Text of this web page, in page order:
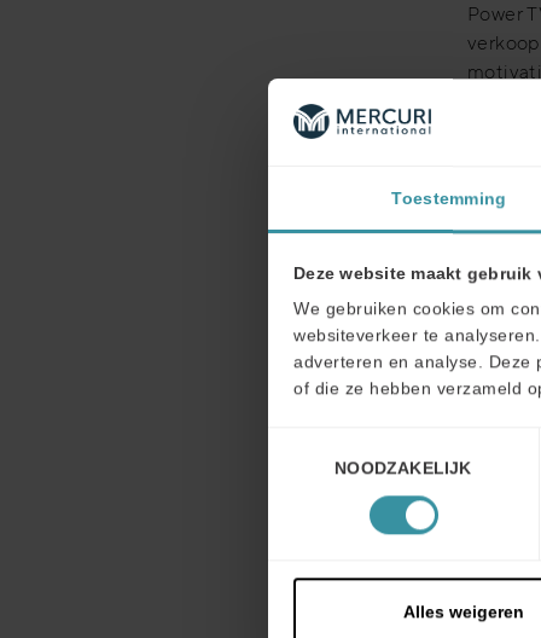
Toestemming
Deze website maakt gebruik
We gebruiken cookies om
websiteverkeer te
adverteren en analyse. Deze
of die ze hebben verzameld
NOODZAKELIJK
Alles weigeren
Power
zetten
Larissa
40
hun